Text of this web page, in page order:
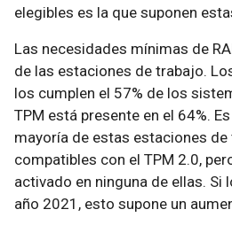
elegibles es la que suponen
Las necesidades mínimas de
de las estaciones de trabajo.
los cumplen el 57% de los
TPM está presente en el 64%.
mayoría de estas estaciones de
compatibles con el TPM 2.0,
activado en ninguna de ellas. Si
año 2021, esto supone un